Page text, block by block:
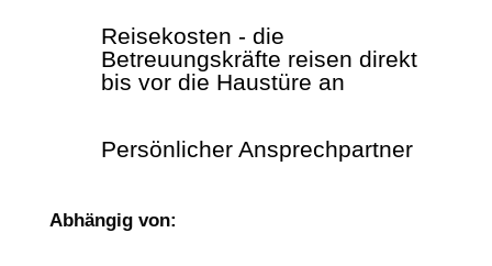
Reisekosten - die
Betreuungskräfte reisen direkt
bis vor die Haustüre an
Persönlicher Ansprechpartner
Abhängig von: